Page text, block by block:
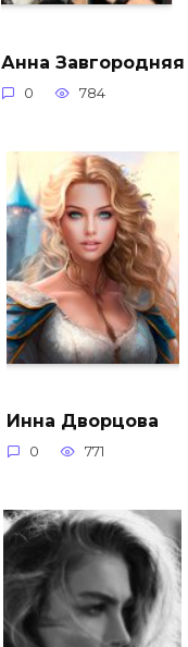
Анна Завгородняя
0 784
Инна Дворцова
0 771